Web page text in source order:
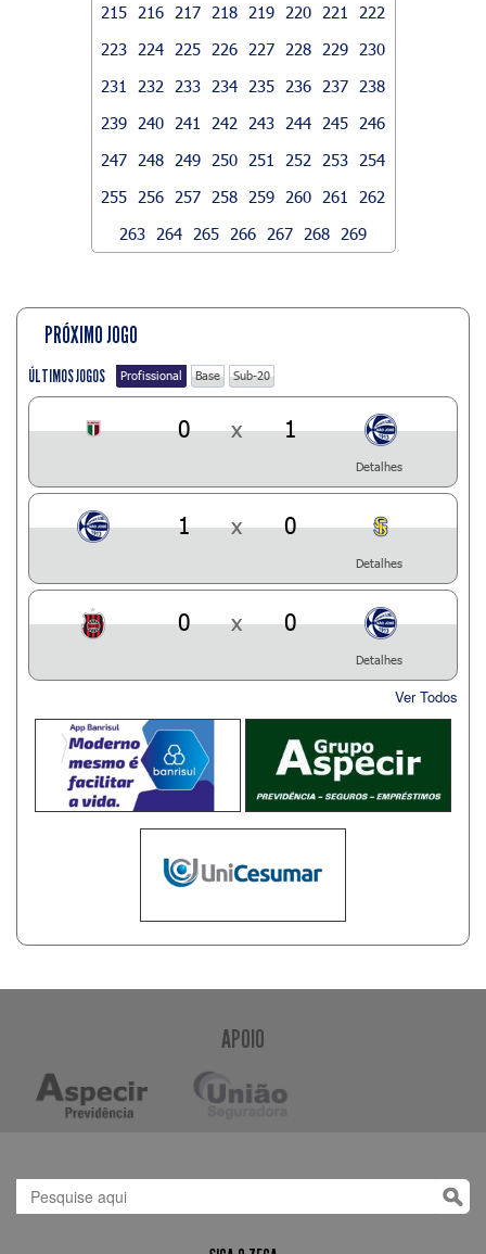
215
216 217 218 219 220 221
222
223
224 225 226 227 228 229
230
231
232 233 234 235 236 237
238
239
240 241 242 243 244 245
246
247
248 249 250 251 252 253
254
255
256 257 258 259 260 261
262
263
264 265 266 267 268 269
PRÓXIMO JOGO
ÚLTIMOS JOGOS Profissional Base Sub-20
0 x 1
Detalhes
1 x 0
Detalhes
0 x 0
Detalhes
Ver Todos
APOIO